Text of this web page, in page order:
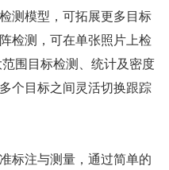
测模型，可拓展更多目标
检测，可在单张照片上检
围目标检测、统计及密度
个目标之间灵活切换跟踪
标注与测量，通过简单的